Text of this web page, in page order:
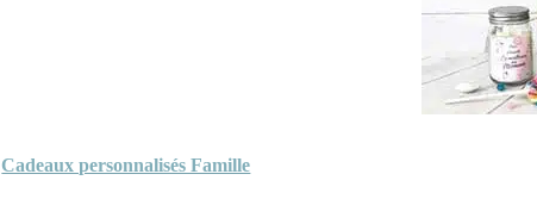
Cadeaux personnalisés Famille